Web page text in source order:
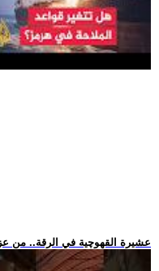
.. عشيرة القهوچية في الرقة.. من